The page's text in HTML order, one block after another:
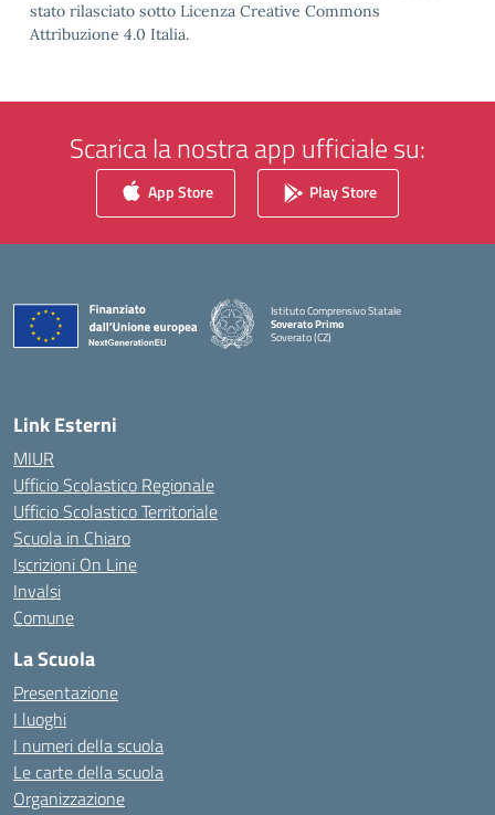
stato rilasciato sotto Licenza Creative Commons
Attribuzione 4.0 Italia.
Scarica la nostra app ufficiale su:
App Store Play Store
Istituto Comprensivo Statale
Soverato Primo
Soverato (CZ)
Link Esterni
MIUR
Ufficio Scolastico Regionale
Ufficio Scolastico Territoriale
Scuola in Chiaro
Iscrizioni On Line
Invalsi
Comune
La Scuola
Presentazione
I luoghi
I numeri della scuola
Le carte della scuola
Organizzazione